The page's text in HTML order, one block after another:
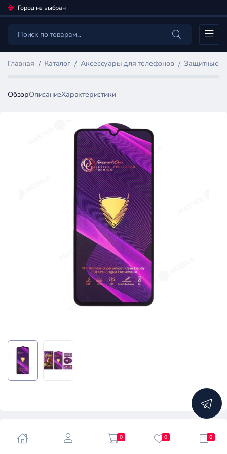
Город не выбран
Каталог
Главная Каталог Аксессуары для телефонов Защитные
ОбзорОписаниеХарактеристики
5.0
0 0 0